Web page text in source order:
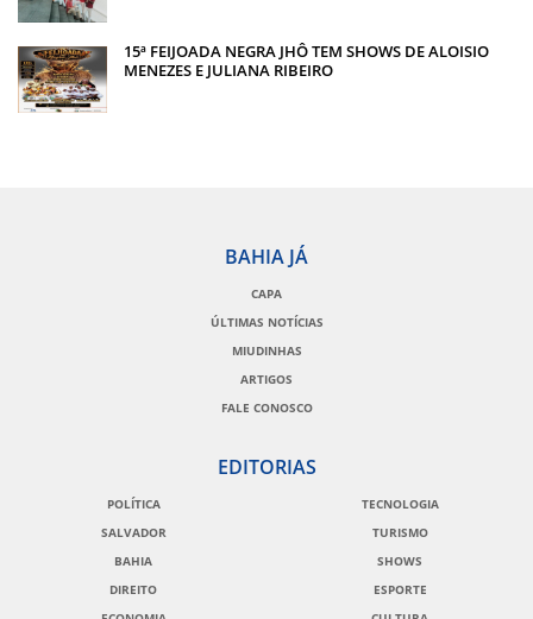
15ª FEIJOADA NEGRA JHÔ TEM SHOWS DE ALOISIO
MENEZES E JULIANA RIBEIRO
BAHIA JÁ
CAPA
ÚLTIMAS NOTÍCIAS
MIUDINHAS
ARTIGOS
FALE CONOSCO
EDITORIAS
POLÍTICA
SALVADOR
BAHIA
DIREITO
TECNOLOGIA
TURISMO
SHOWS
ESPORTE